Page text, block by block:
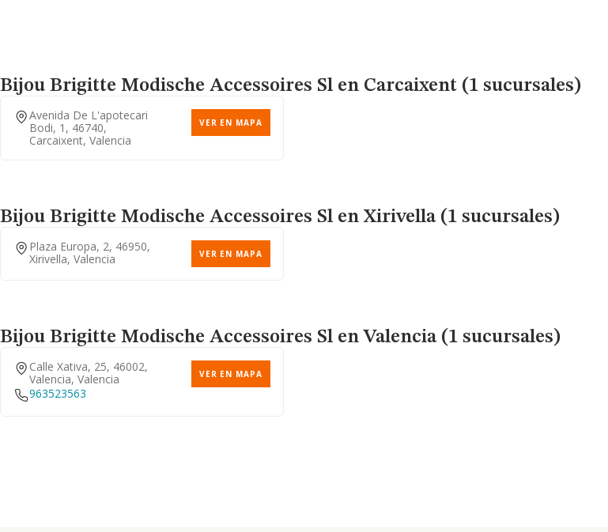
Bijou Brigitte Modische Accessoires Sl en Carcaixent (1 sucursales)
Avenida De L'apotecari
Bodi, 1, 46740,
Carcaixent, Valencia
VER EN MAPA
Bijou Brigitte Modische Accessoires Sl en Xirivella (1 sucursales)
Plaza Europa, 2, 46950,
Xirivella, Valencia
VER EN MAPA
Bijou Brigitte Modische Accessoires Sl en Valencia (1 sucursales)
Calle Xativa, 25, 46002,
Valencia, Valencia
VER EN MAPA
963523563